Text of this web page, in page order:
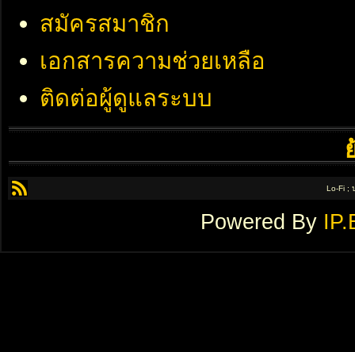
สมัครสมาชิก
เอกสารความช่วยเหลือ
ติดต่อผู้ดูแลระบบ
Lo-Fi ;
Powered By